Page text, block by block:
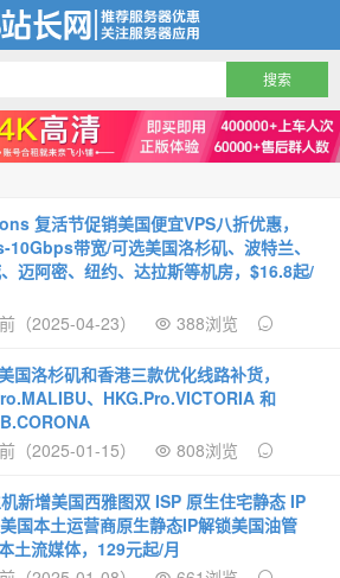
复活节促销美国便宜VPS八折优惠，
10Gbps带宽/可选美国洛杉矶、波特兰、
迈阿密、纽约、达拉斯等机房，$16.8起/
（2025-04-23）
388浏览
国洛杉矶和香港三款优化线路补货，
、HKG.Pro.VICTORIA 和
（2025-01-15）
808浏览
新增美国西雅图双 ISP 原生住宅静态 IP
国本土运营商原生静态IP解锁美国油管
土流媒体，129元起/月